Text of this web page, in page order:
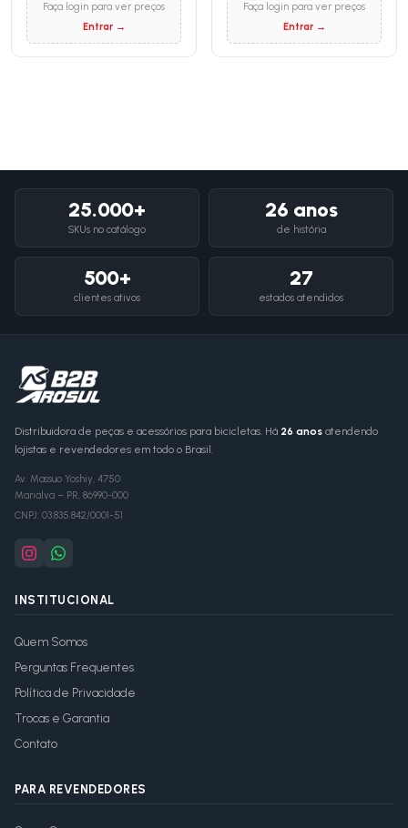
Faça login para ver preços
Entrar →
Faça login para ver preços
Entrar →
25.000+
SKUs no catálogo
26 anos
de história
500+
clientes ativos
27
estados atendidos
Distribuidora de peças e acessórios para bicicletas. Há 26 anos atendendo
lojistas e revendedores em todo o Brasil.
Av. Massuo Yoshiy, 4750
Marialva – PR, 86990-000
CNPJ: 03.835.842/0001-51
INSTITUCIONAL
Quem Somos
Perguntas Frequentes
Política de Privacidade
Trocas e Garantia
Contato
PARA REVENDEDORES